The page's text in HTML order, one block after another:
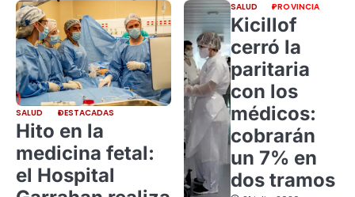
SALUD DESTACADAS
Hito en la
medicina fetal:
el Hospital
SALUD PROVINCIA
Kicillof
cerró la
paritaria
con los
médicos:
cobrarán
un 7% en
dos tramos